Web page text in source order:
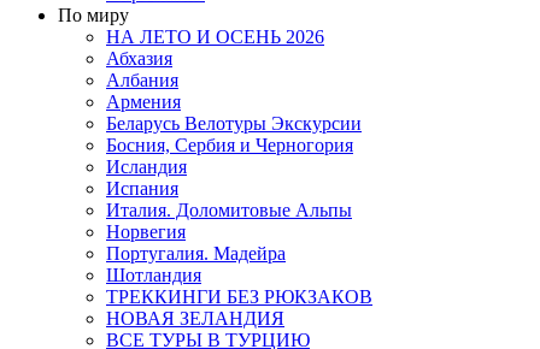
По миру
НА ЛЕТО И ОСЕНЬ 2026
Абхазия
Албания
Армения
Беларусь Велотуры Экскурсии
Босния, Сербия и Черногория
Исландия
Испания
Италия. Доломитовые Альпы
Норвегия
Португалия. Мадейра
Шотландия
ТРЕККИНГИ БЕЗ РЮКЗАКОВ
НОВАЯ ЗЕЛАНДИЯ
ВСЕ ТУРЫ В ТУРЦИЮ